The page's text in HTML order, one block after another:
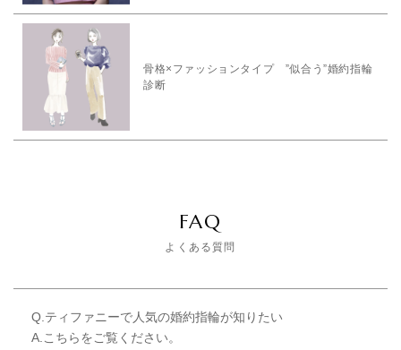
骨格×ファッションタイプ ”似合う”婚約指輪
診断
FAQ
よくある質問
Q.ティファニーで人気の婚約指輪が知りたい
A.こちらをご覧ください。